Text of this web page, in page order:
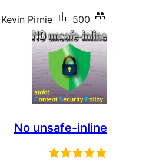
Kevin Pirnie 500+ تنصيب نشط
No unsafe-inline